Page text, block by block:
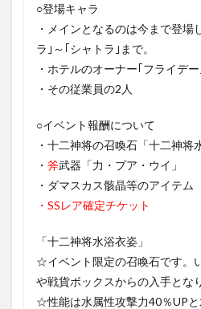
○登場キャラ
・メインとなるのは今まで登場
ラ｣～｢シャトラ｣まで。
・ホテルのオーナー｢フライデー
・その従業員の2人
○イベント報酬について
・十二神将の召喚石「十二神将
・ 斧武器「力・プア・ウイ」
・ダマスカス骸晶等のアイテム
・SSレア確定チケット
「十二神将水浴衣姿」
☆イベント限定の召喚石です。
や戦貨ボックスからの入手とな
☆性能は水属性攻撃力40％UP